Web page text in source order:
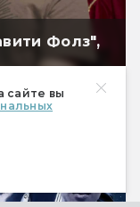
сайте вы
Фолз",